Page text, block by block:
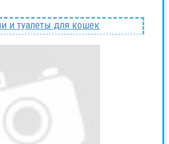
и туалеты для кошек